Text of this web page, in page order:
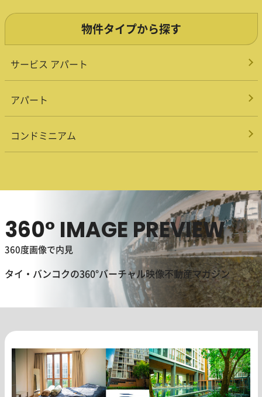
物件タイプから探す
サービス アパート
アパート
コンドミニアム
360° IMAGE PREVIEW
360度画像で内見
タイ・バンコクの360°バーチャル映像不動産マガジン